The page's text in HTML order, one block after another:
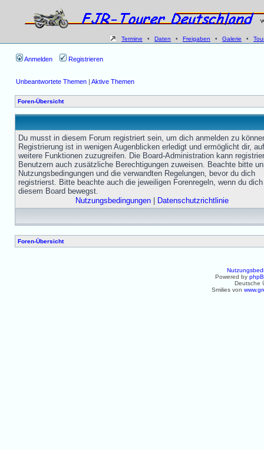
Termine • Daten • Freigaben • Galerie •
Anmelden Registrieren
Unbeantwortete Themen | Aktive Themen
Foren-Übersicht
Du musst in diesem Forum registriert sein, um dich anmelden zu
Registrierung ist in wenigen Augenblicken erledigt und ermöglicht dir, auf
weitere Funktionen zuzugreifen. Die Board-Administration kann
Benutzern auch zusätzliche Berechtigungen zuweisen. Beachte bitte
Nutzungsbedingungen und die verwandten Regelungen, bevor du dich
registrierst. Bitte beachte auch die jeweiligen Forenregeln, wenn du
diesem Board bewegst.
Nutzungsbedingungen| Datenschutzrichtlinie
Foren-Übersicht
Powered by
Deutsche
Smilies von